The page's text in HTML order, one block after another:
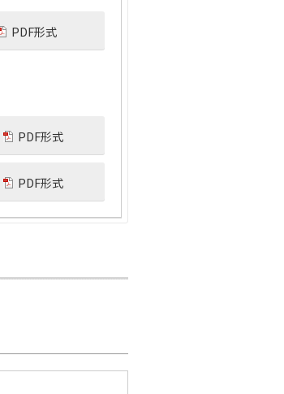
PDF形式
PDF形式
PDF形式